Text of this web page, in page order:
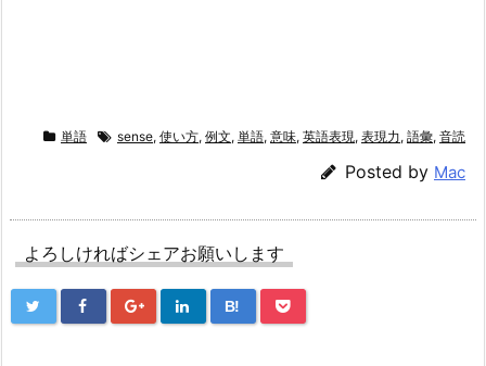
単語 sense, 使い方, 例文, 単語, 意味, 英語表現, 表現力, 語彙, 音読
Posted by Mac
よろしければシェアお願いします
B!